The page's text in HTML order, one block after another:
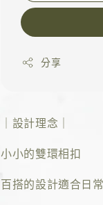
分享
｜設計理念｜
小小的雙環相扣
百搭的設計適合日